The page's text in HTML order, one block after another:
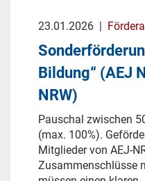
23.01.2026 |
Bildung“ (AEJ
NRW)
Pauschal zwischen
(max. 100%).
Mitglieder von AEJ-
Zusammenschlüsse